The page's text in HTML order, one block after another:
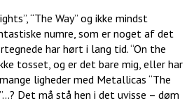
“The Way” og ikke mindst
numre, som er noget af det
har hørt i lang tid. “On the
tosset, og er det bare mig, eller har
ligheder med Metallicas “The
Det må stå hen i det uvisse – døm